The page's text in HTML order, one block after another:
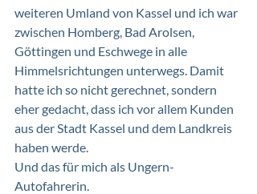
weiteren Umland von Kassel und ich war
zwischen Homberg, Bad Arolsen,
Göttingen und Eschwege in alle
Himmelsrichtungen unterwegs. Damit
hatte ich so nicht gerechnet, sondern
eher gedacht, dass ich vor allem Kunden
aus der Stadt Kassel und dem Landkreis
haben werde.
Und das für mich als Ungern-
Autofahrerin.